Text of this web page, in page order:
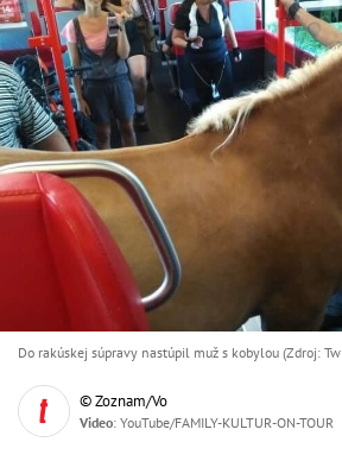
Do rakúskej súpravy nastúpil muž s kobylou (Zdroj:
© Zoznam/Vo
Video: YouTube/FAMILY-KULTUR-ON-TOUR